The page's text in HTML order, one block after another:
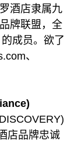
酒店隶属九
牌联盟，全
成员。欲了
、
店品牌忠诚